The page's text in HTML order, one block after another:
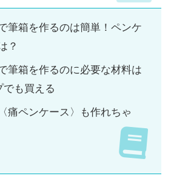
筆箱を作るのは簡単！ペンケ
？
筆箱を作るのに必要な材料は
でも買える
痛ペンケース〉も作れちゃ